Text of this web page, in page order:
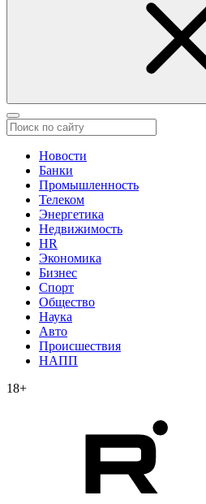
Новости
Банки
Промышленность
Телеком
Энергетика
Недвижимость
HR
Экономика
Бизнес
Спорт
Общество
Наука
Авто
Происшествия
НАПП
18+